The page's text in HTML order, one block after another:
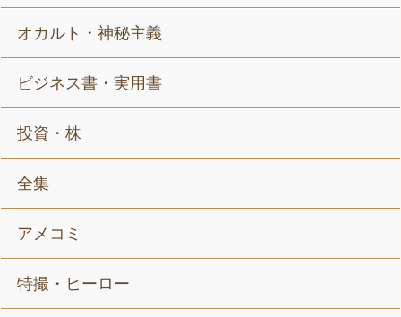
オカルト・神秘主義
ビジネス書・実用書
投資・株
全集
アメコミ
特撮・ヒーロー